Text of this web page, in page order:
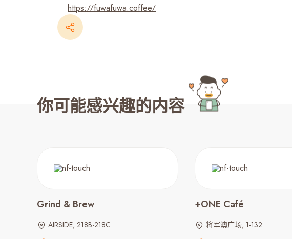
https://fuwafuwa.coffee/
你可能感兴趣的内容
Grind & Brew
AIRSIDE, 218B-218C
+ONE Café
将军澳广场, 1-132